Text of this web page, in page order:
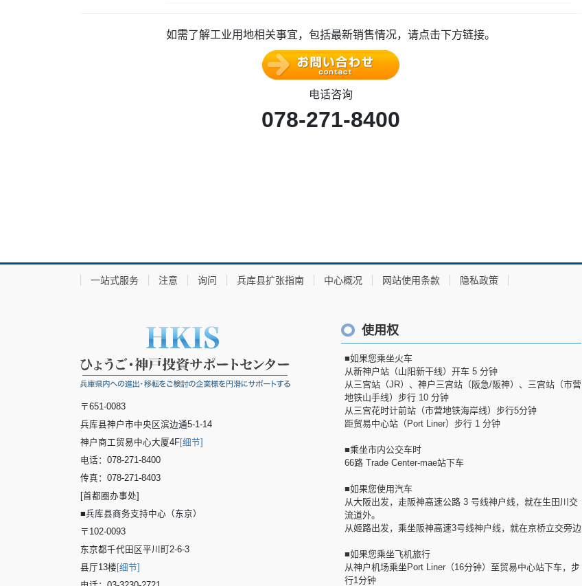
如需了解工业用地相关事宜，包括最新销售情况，请点击下方链接。
电话咨询
078-271-8400
一站式服务 注意 询问 兵库县扩张指南 中心概况 网站使用条款 隐私政策
〒651-0083
兵库县神户市中央区滨边通5-1-14
神户商工贸易中心大厦4F [细节]
电话：078-271-8400
传真：078-271-8403
[首都圈办事处]
■兵库县商务支持中心（东京）
〒102-0093
东京都千代田区平川町2-6-3
县厅13楼 [细节]
使用权
■如果您乘坐火车
从新神户站（山阳新干线）开车 5 分钟
从三宫站（JR）、神户三宫站（阪急/阪神）、三宫站（市营
地铁山手线）步行 10 分钟
从三宫花时计前站（市营地铁海岸线）步行5分钟
距贸易中心站（Port Liner）步行 1 分钟
■乘坐市内公交车时
66路 Trade Center-mae站下车
■如果您使用汽车
从大阪出发，走阪神高速公路 3 号线神户线，就在生田川交
流道外。
从姬路出发，乘坐阪神高速3号线神户线，就在京桥立交旁边
■如果您乘坐飞机旅行
从神户机场乘坐Port Liner（16分钟）至贸易中心站下车，步
行1分钟